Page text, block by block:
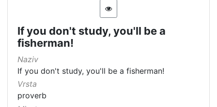
If you don't study, you'll be a
fisherman!
Naziv
If you don't study, you'll be a fisherman!
Vrsta
proverb